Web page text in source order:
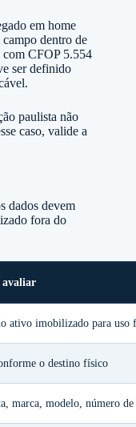
em home
dentro de
com CFOP 5.554
ser definido
paulista não
caso, valide a
dados devem
fora do
avaliar
ativo imobilizado para uso
o destino físico
marca, modelo, número